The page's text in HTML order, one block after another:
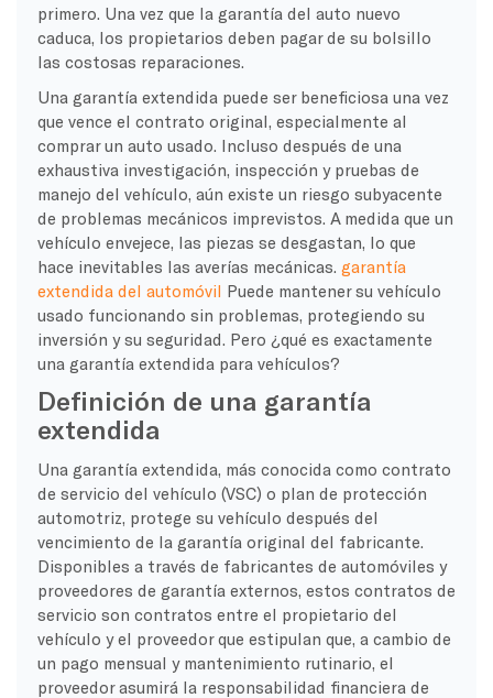
primero. Una vez que la garantía del auto nuevo
caduca, los propietarios deben pagar de su bolsillo
las costosas reparaciones.
Una garantía extendida puede ser beneficiosa una vez
que vence el contrato original, especialmente al
comprar un auto usado. Incluso después de una
exhaustiva investigación, inspección y pruebas de
manejo del vehículo, aún existe un riesgo subyacente
de problemas mecánicos imprevistos. A medida que un
vehículo envejece, las piezas se desgastan, lo que
hace inevitables las averías mecánicas. garantía
extendida del automóvil Puede mantener su vehículo
usado funcionando sin problemas, protegiendo su
inversión y su seguridad. Pero ¿qué es exactamente
una garantía extendida para vehículos?
Definición de una garantía
extendida
Una garantía extendida, más conocida como contrato
de servicio del vehículo (VSC) o plan de protección
automotriz, protege su vehículo después del
vencimiento de la garantía original del fabricante.
Disponibles a través de fabricantes de automóviles y
proveedores de garantía externos, estos contratos de
servicio son contratos entre el propietario del
vehículo y el proveedor que estipulan que, a cambio de
un pago mensual y mantenimiento rutinario, el
proveedor asumirá la responsabilidad financiera de